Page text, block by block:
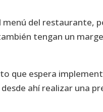
del restaurante,
tengan un
que espera
ahí realizar una